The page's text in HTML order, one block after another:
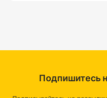
Подпишитесь